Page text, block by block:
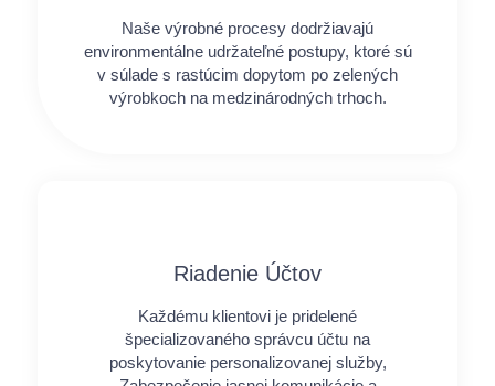
Naše výrobné procesy dodržiavajú
environmentálne udržateľné postupy, ktoré sú
v súlade s rastúcim dopytom po zelených
výrobkoch na medzinárodných trhoch.
Riadenie Účtov
Každému klientovi je pridelené
špecializovaného správcu účtu na
poskytovanie personalizovanej služby,